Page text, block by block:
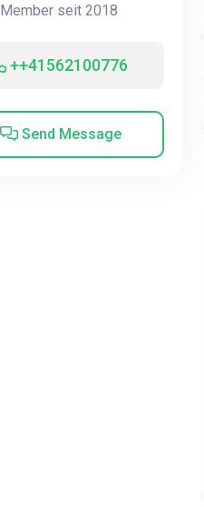
Member seit 2018
++41562100776
Send Message